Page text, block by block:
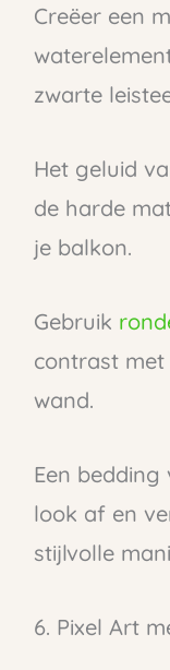
Creëer een
zwarte
Het geluid
de harde
je balkon.
Gebruik
contrast
wand.
Een
look af en
stijlvolle
6. Pixel Art